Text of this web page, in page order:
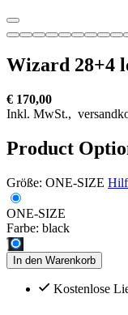
Wizard 28+4
€ 170,00
Inkl. MwSt.,
Product
Größe: ONE-SIZE
ONE-SIZE
Farbe: black
In den Warenkorb
Kostenlose